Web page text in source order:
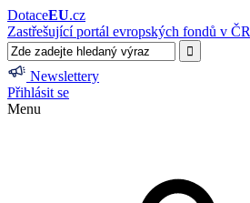
DotaceEU.cz
Zastřešující portál evropských fondů v ČR
Newslettery
Přihlásit se
Menu